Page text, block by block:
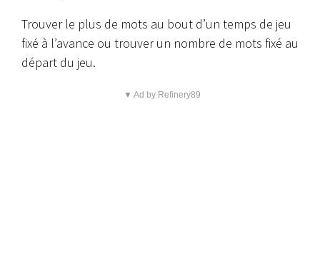
Trouver le plus de mots au bout d’un temps de jeu
fixé à l’avance ou trouver un nombre de mots fixé au
départ du jeu.
▼ Ad by Refinery89